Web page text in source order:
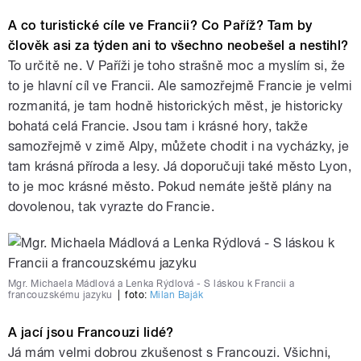
A co turistické cíle ve Francii? Co Paříž? Tam by
člověk asi za týden ani to všechno neobešel a nestihl?
To určitě ne. V Paříži je toho strašně moc a myslím si, že
to je hlavní cíl ve Francii. Ale samozřejmě Francie je velmi
rozmanitá, je tam hodně historických měst, je historicky
bohatá celá Francie. Jsou tam i krásné hory, takže
samozřejmě v zimě Alpy, můžete chodit i na vycházky, je
tam krásná příroda a lesy. Já doporučuji také město Lyon,
to je moc krásné město. Pokud nemáte ještě plány na
dovolenou, tak vyrazte do Francie.
Mgr. Michaela Mádlová a Lenka Rýdlová - S láskou k Francii a
francouzskému jazyku
foto: Milan Baják
A jací jsou Francouzi lidé?
Já mám velmi dobrou zkušenost s Francouzi. Všichni,